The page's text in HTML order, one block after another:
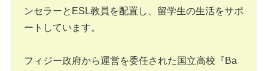
ンセラーとESL教員を配置し、留学生の生活をサポ
ートしています。
フィジー政府から運営を委任された国立高校『Ba